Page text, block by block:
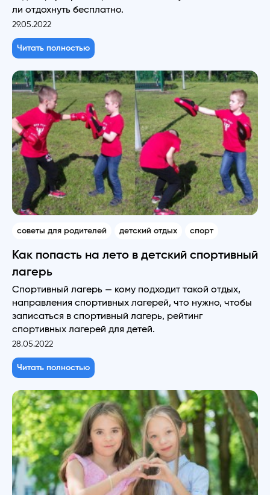
ли отдохнуть бесплатно.
29.05.2022
Читать полностью
советы для родителей детский отдых спорт
Как попасть на лето в детский спортивный
лагерь
Спортивный лагерь — кому подходит такой отдых,
направления спортивных лагерей, что нужно, чтобы
записаться в спортивный лагерь, рейтинг
спортивных лагерей для детей.
28.05.2022
Читать полностью